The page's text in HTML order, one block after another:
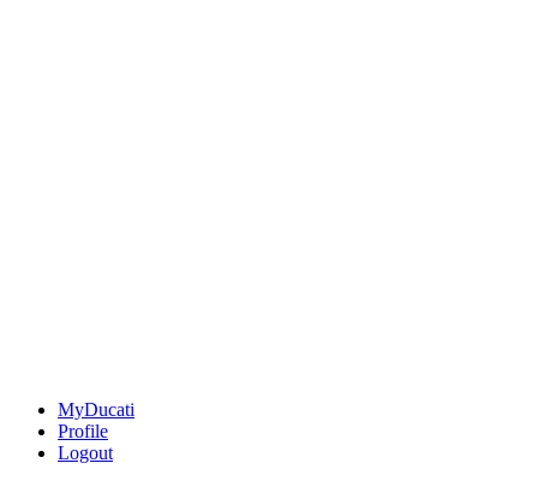
MyDucati
Profile
Logout